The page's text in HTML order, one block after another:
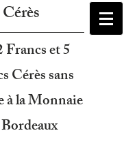
Cérès
Francs et 5
Cérès sans
à la Monnaie